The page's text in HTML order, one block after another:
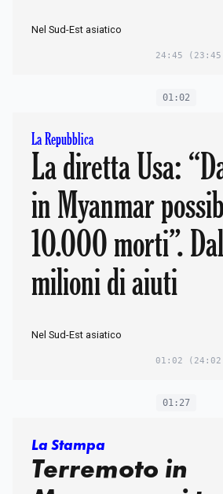
Nel Sud-Est asiatico
24:45
01:02
La Repubblica
La diretta Usa: “Dal sisma
in Myanmar
10.000 morti”.
milioni di aiuti
Nel Sud-Est asiatico
01:02
01:27
La Stampa
Terremoto in